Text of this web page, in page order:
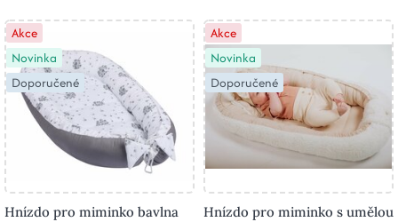
Akce
Novinka
Doporučené
Hnízdo pro miminko bavlna
Akce
Novinka
Doporučené
Hnízdo pro miminko s umělou